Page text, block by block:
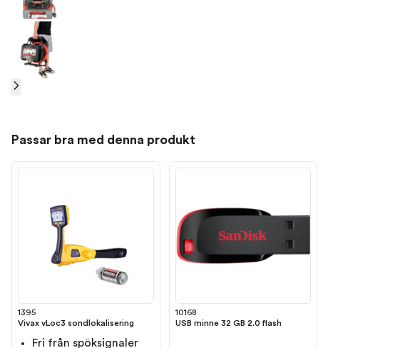
Passar bra med denna produkt
1395
Vivax vLoc3 sondlokalisering
Fri från spöksignaler
10168
USB minne 32 GB 2.0 flash